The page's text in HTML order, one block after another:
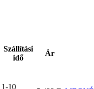
Szállítási
idő
Ár
1-10